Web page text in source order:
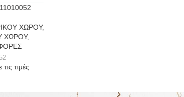
ΧΩΡΟΥ,
ΧΩΡΟΥ,
τιμές